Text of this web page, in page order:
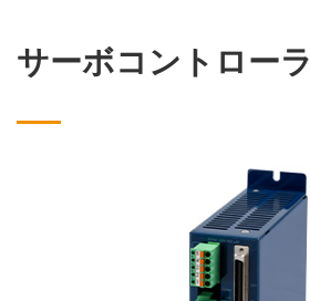
サーボコントローラ